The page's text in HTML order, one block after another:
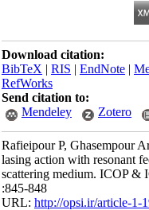
Download citation:
BibTeX|RIS|EndNote|
RefWorks
Send citation to:
Mendeley
Zotero
Rafieipour P, Ghasempour
lasing action with resonant
scattering medium. ICOP
:845-848
URL:http://opsi.ir/article-